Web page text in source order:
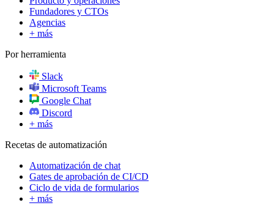
Fundadores y CTOs
Agencias
+ más
Por herramienta
Slack
Microsoft Teams
Google Chat
Discord
+ más
Recetas de automatización
Automatización de chat
Gates de aprobación de CI/CD
Ciclo de vida de formularios
+ más